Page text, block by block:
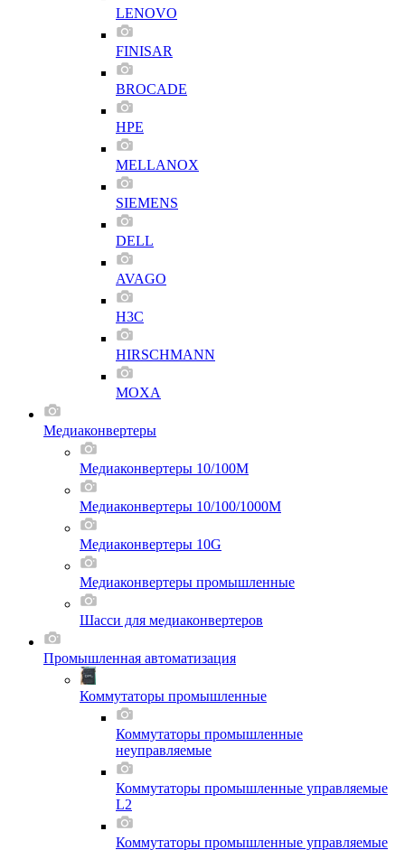
LENOVO
FINISAR
BROCADE
HPE
MELLANOX
SIEMENS
DELL
AVAGO
H3C
HIRSCHMANN
MOXA
Медиаконвертеры
Медиаконвертеры 10/100M
Медиаконвертеры 10/100/1000M
Медиаконвертеры 10G
Медиаконвертеры промышленные
Шасси для мeдиаконвертеров
Промышленная автоматизация
Коммутаторы промышленные
Коммутаторы промышленные
неуправляемые
Коммутаторы промышленные управляемые
L2
Коммутаторы промышленные управляемые